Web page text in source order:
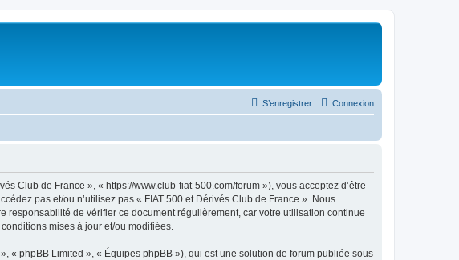
Connexion
S’enregistrer
Club de France », « https://www.club-fiat-500.com/forum »), vous acceptez d’être
pas et/ou n’utilisez pas « FIAT 500 et Dérivés Club de France ». Nous
responsabilité de vérifier ce document régulièrement, car votre utilisation continue
mises à jour et/ou modifiées.
« phpBB Limited », « Équipes phpBB »), qui est une solution de forum publiée sous